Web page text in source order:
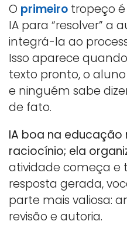
O primeiro tropeço é
IA para “resolver” a
integrá-la ao
Isso aparece
texto pronto, o
e ninguém sabe
de fato.
IA boa na educação
raciocínio; ela
atividade começa e
resposta gerada,
parte mais valiosa:
revisão e autoria.